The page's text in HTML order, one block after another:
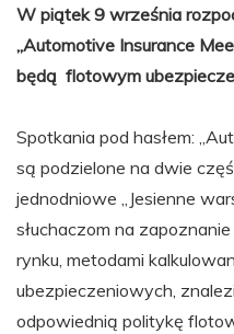
W piątek 9 września
„Automotive Insurance
będą flotowym
Spotkania pod hasłem:
są podzielone na dwie
jednodniowe „Jesienne
słuchaczom na
rynku, metodami
ubezpieczeniowych,
odpowiednią politykę